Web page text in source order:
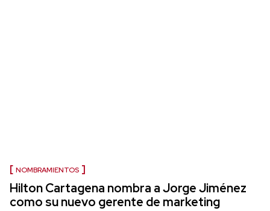
NOMBRAMIENTOS
Hilton Cartagena nombra a Jorge Jiménez
como su nuevo gerente de marketing